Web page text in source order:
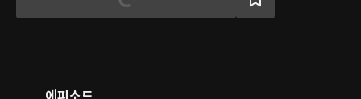
에피소드